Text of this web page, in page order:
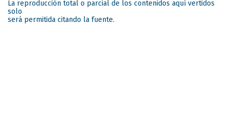
La reproducción total o parcial de los contenidos aquí vertidos
solo
será permitida citando la fuente.